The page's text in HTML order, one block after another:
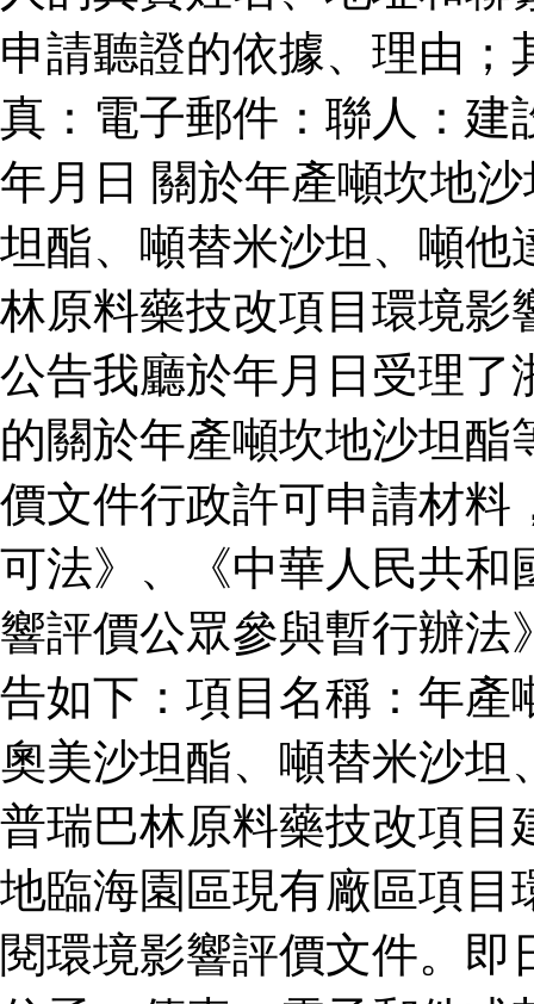
申請聽證的依據、理由
真：電子郵件：聯人：建
年月日 關於年產噸坎地
坦酯、噸替米沙坦、噸他
林原料藥技改項目環境影
公告我廳於年月日受理了
的關於年產噸坎地沙坦
價文件行政許可申請材料
可法》、《中華人民共和
響評價公眾參與暫行辦法
告如下：項目名稱：年產
奧美沙坦酯、噸替米沙坦
普瑞巴林原料藥技改項目
地臨海園區現有廠區項目
閱環境影響評價文件。